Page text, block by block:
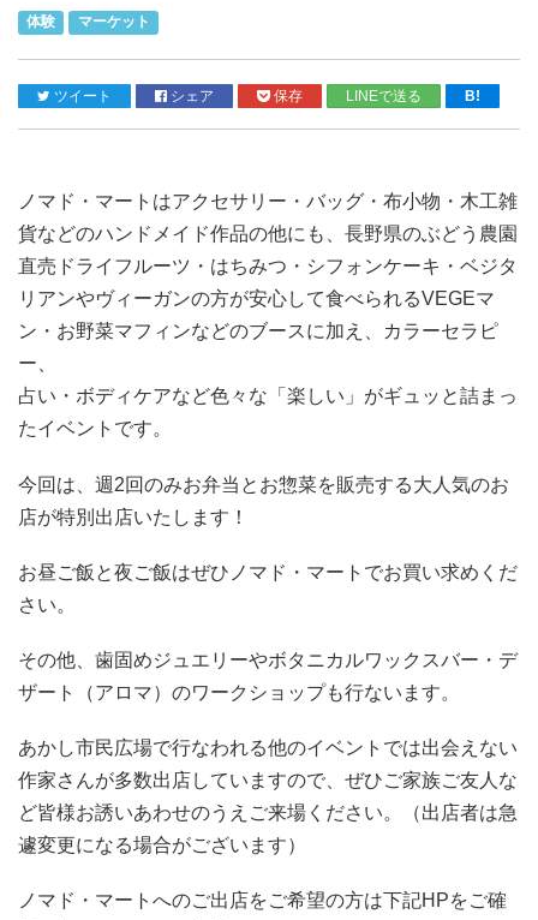
体験 マーケット
ツイート シェア 保存 LINEで送る B!
ノマド・マートはアクセサリー・バッグ・布小物・木工雑
貨などのハンドメイド作品の他にも、長野県のぶどう農園
直売ドライフルーツ・はちみつ・シフォンケーキ・ベジタ
リアンやヴィーガンの方が安心して食べられるVEGEマ
ン・お野菜マフィンなどのブースに加え、カラーセラピ
ー、
占い・ボディケアなど色々な「楽しい」がギュッと詰まっ
たイベントです。
今回は、週2回のみお弁当とお惣菜を販売する大人気のお
店が特別出店いたします！
お昼ご飯と夜ご飯はぜひノマド・マートでお買い求めくだ
さい。
その他、歯固めジュエリーやボタニカルワックスバー・デ
ザート（アロマ）のワークショップも行ないます。
あかし市民広場で行なわれる他のイベントでは出会えない
作家さんが多数出店していますので、ぜひご家族ご友人な
ど皆様お誘いあわせのうえご来場ください。（出店者は急
遽変更になる場合がございます）
ノマド・マートへのご出店をご希望の方は下記HPをご確